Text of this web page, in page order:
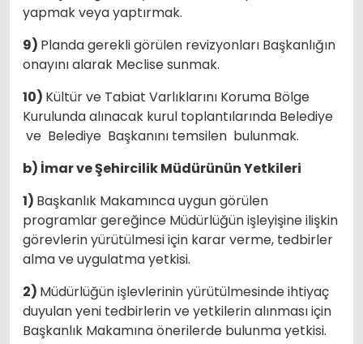
yapmak veya yaptırmak.
9) Planda gerekli görülen revizyonları Başkanlığın
onayını alarak Meclise sunmak.
10) Kültür ve Tabiat Varlıklarını Koruma Bölge
Kurulunda alınacak kurul toplantılarında Belediye
ve Belediye Başkanını temsilen bulunmak.
b) İmar ve Şehircilik Müdürünün Yetkileri
1) Başkanlık Makamınca uygun görülen
programlar gereğince Müdürlüğün işleyişine ilişkin
görevlerin yürütülmesi için karar verme, tedbirler
alma ve uygulatma yetkisi.
2) Müdürlüğün işlevlerinin yürütülmesinde ihtiyaç
duyulan yeni tedbirlerin ve yetkilerin alınması için
Başkanlık Makamına önerilerde bulunma yetkisi.